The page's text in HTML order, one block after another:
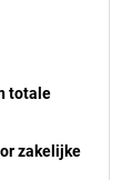
totale
zakelijke